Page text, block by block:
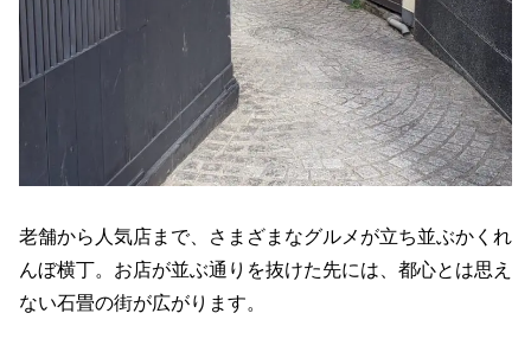
老舗から人気店まで、さまざまなグルメが立ち並ぶかくれ
んぼ横丁。お店が並ぶ通りを抜けた先には、都心とは思え
ない石畳の街が広がります。